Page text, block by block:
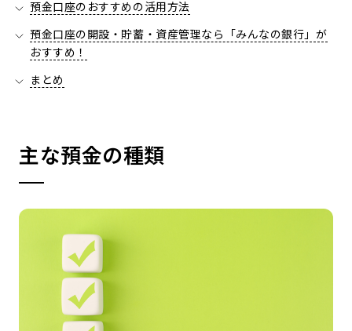
預金口座のおすすめの活用方法
預金口座の開設・貯蓄・資産管理なら「みんなの銀行」が
おすすめ！
まとめ
主な預金の種類